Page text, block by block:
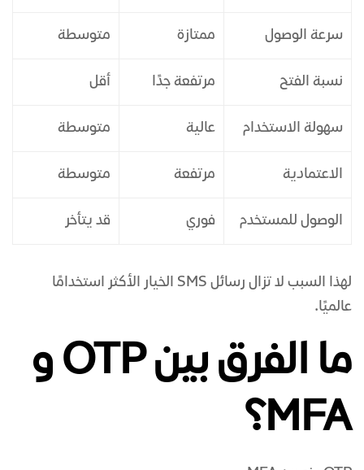
سرعة الوصول ممتازة متوسطة
نسبة الفتح مرتفعة جدًا أقل
سهولة الاستخدام عالية متوسطة
الاعتمادية مرتفعة متوسطة
الوصول للمستخدم فوري قد يتأخر
لهذا السبب لا تزال رسائل SMS الخيار الأكثر استخدامًا
عالميًا.
ما الفرق بين OTP و
MFA؟